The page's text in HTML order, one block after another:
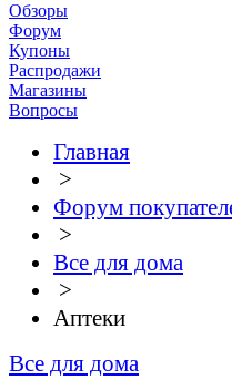
Обзоры
Форум
Купоны
Распродажи
Магазины
Вопросы
Главная
>
Форум
>
Все для дома
>
Аптеки
Все для дома